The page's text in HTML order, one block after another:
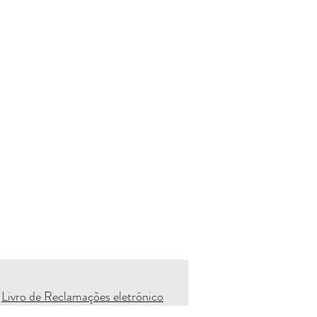
Livro de Reclamações eletrónico